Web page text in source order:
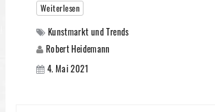
Weiterlesen
Kunstmarkt und Trends
Robert Heidemann
4. Mai 2021